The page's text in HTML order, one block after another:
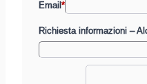
Email *
Richiesta informazioni –